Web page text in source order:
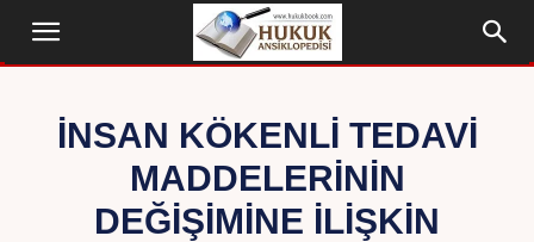
İNSAN KÖKENLI TEDAVI
MADDELERININ
DEĞIŞIMINE İLIŞKIN